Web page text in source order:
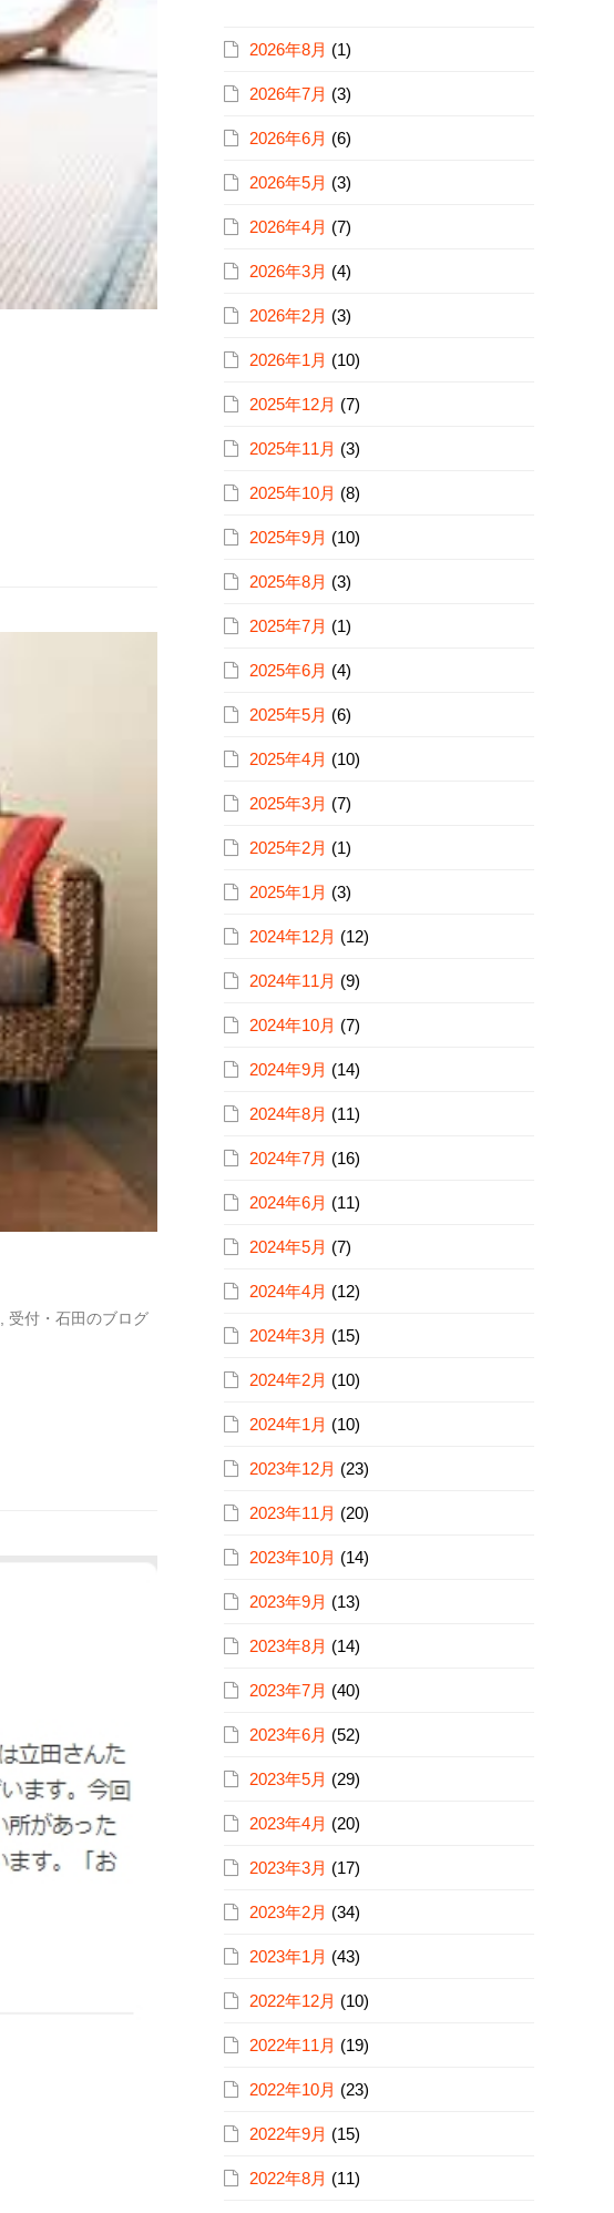
, 受付・石田のブログ
2026年8月 (1)
2026年7月 (3)
2026年6月 (6)
2026年5月 (3)
2026年4月 (7)
2026年3月 (4)
2026年2月 (3)
2026年1月 (10)
2025年12月 (7)
2025年11月 (3)
2025年10月 (8)
2025年9月 (10)
2025年8月 (3)
2025年7月 (1)
2025年6月 (4)
2025年5月 (6)
2025年4月 (10)
2025年3月 (7)
2025年2月 (1)
2025年1月 (3)
2024年12月 (12)
2024年11月 (9)
2024年10月 (7)
2024年9月 (14)
2024年8月 (11)
2024年7月 (16)
2024年6月 (11)
2024年5月 (7)
2024年4月 (12)
2024年3月 (15)
2024年2月 (10)
2024年1月 (10)
2023年12月 (23)
2023年11月 (20)
2023年10月 (14)
2023年9月 (13)
2023年8月 (14)
2023年7月 (40)
2023年6月 (52)
2023年5月 (29)
2023年4月 (20)
2023年3月 (17)
2023年2月 (34)
2023年1月 (43)
2022年12月 (10)
2022年11月 (19)
2022年10月 (23)
2022年9月 (15)
2022年8月 (11)